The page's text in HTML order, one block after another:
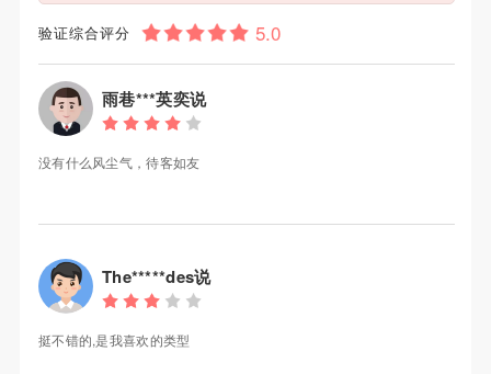
验证综合评分
雨巷***英奕说
没有什么风尘气，待客如友
The*****des说
挺不错的,是我喜欢的类型